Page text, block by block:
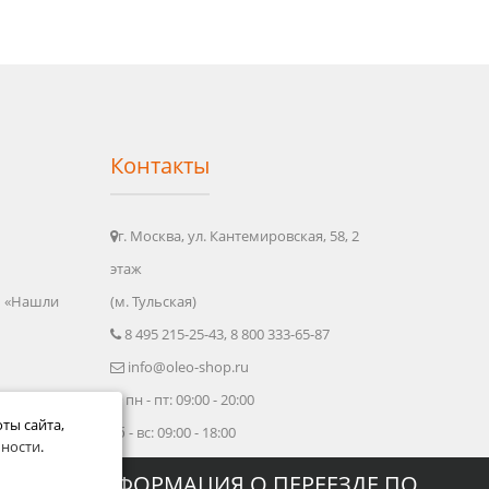
«Нашли
Контакты
г. Москва, ул. Кантемировская, 58, 2
этаж
(м. Тульская)
8 495 215-25-43, 8 800 333-65-87
info@oleo-shop.ru
пн - пт: 09:00 - 20:00
сб - вс: 09:00 - 18:00
сайта,
.